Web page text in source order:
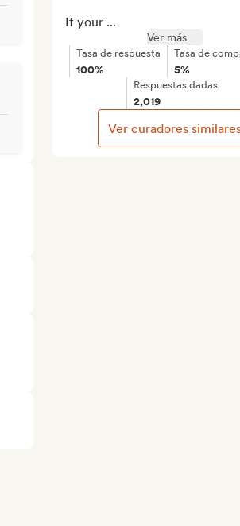
If your ...
Ver más
Tasa de respuesta
100%
Tasa de
5%
Respuestas dadas
2,019
Ver curadores